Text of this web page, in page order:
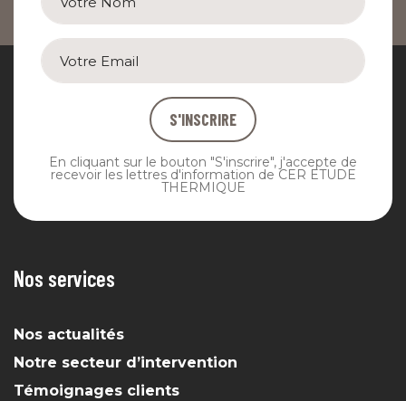
S'INSCRIRE
En cliquant sur le bouton "S'inscrire", j'accepte de
recevoir les lettres d'information de CER ETUDE
THERMIQUE
Nos services
Nos actualités
Notre secteur d’intervention
Témoignages clients